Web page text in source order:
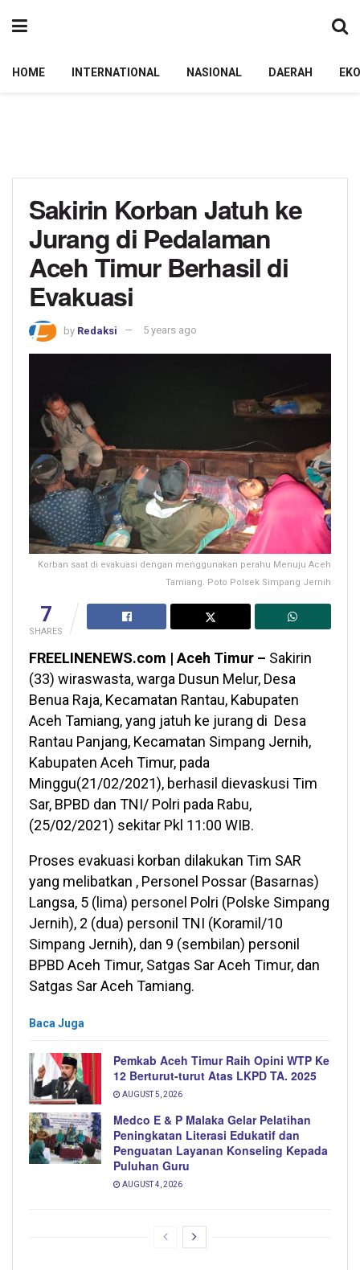
HOME INTERNATIONAL NASIONAL DAERAH
Sakirin Korban Jatuh ke
Jurang di Pedalaman
Aceh Timur Berhasil di
Evakuasi
by Redaksi 5 years ago
Korban saat di evakuasi dengan menggunakan perahu Menuju Aceh
Tamiang. Poto Polsek Simpang Jernih
7
SHARES
FREELINENEWS.com | Aceh Timur – Sakirin
(33) wiraswasta, warga Dusun Melur, Desa
Benua Raja, Kecamatan Rantau, Kabupaten
Aceh Tamiang, yang jatuh ke jurang di Desa
Rantau Panjang, Kecamatan Simpang Jernih,
Kabupaten Aceh Timur, pada
Minggu(21/02/2021), berhasil dievaskusi Tim
Sar, BPBD dan TNI/ Polri pada Rabu,
(25/02/2021) sekitar Pkl 11:00 WIB.
Proses evakuasi korban dilakukan Tim SAR
yang melibatkan , Personel Possar (Basarnas)
Langsa, 5 (lima) personel Polri (Polske Simpang
Jernih), 2 (dua) personil TNI (Koramil/10
Simpang Jernih), dan 9 (sembilan) personil
BPBD Aceh Timur, Satgas Sar Aceh Timur, dan
Satgas Sar Aceh Tamiang.
Baca Juga
Pemkab Aceh Timur Raih Opini WTP Ke
12 Berturut-turut Atas LKPD TA. 2025
AUGUST 5, 2026
Medco E & P Malaka Gelar Pelatihan
Peningkatan Literasi Edukatif dan
Penguatan Layanan Konseling Kepada
Puluhan Guru
AUGUST 4, 2026